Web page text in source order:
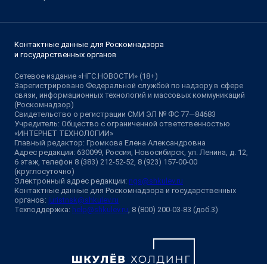
Контактные данные для Роскомнадзора
и государственных органов
Сетевое издание «НГС.НОВОСТИ» (18+)
Зарегистрировано Федеральной службой по надзору в сфере
связи, информационных технологий и массовых коммуникаций
(Роскомнадзор)
Свидетельство о регистрации СМИ ЭЛ № ФС 77—84683
Учредитель: Общество с ограниченной ответственностью
«ИНТЕРНЕТ ТЕХНОЛОГИИ»
Главный редактор: Громкова Елена Александровна
Адрес редакции: 630099, Россия, Новосибирск, ул. Ленина, д. 12,
6 этаж, телефон 8 (383) 212-52-52, 8 (923) 157-00-00
(круглосуточно)
Электронный адрес редакции: ngs@shkulev.ru
Контактные данные для Роскомнадзора и государственных
органов: juristnsk@shkulev.ru
Техподдержка: help@shkulev.ru, 8 (800) 200-03-83 (доб.3)